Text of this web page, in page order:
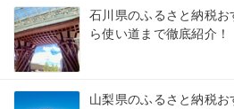
石川県のふるさと納税
ら使い道まで徹底紹介！
山梨県のふるさと納税